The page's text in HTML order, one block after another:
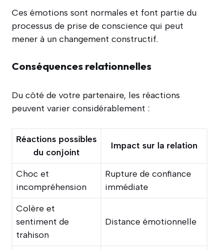
Ces émotions sont normales et font partie du
processus de prise de conscience qui peut
mener à un changement constructif.
Conséquences relationnelles
Du côté de votre partenaire, les réactions
peuvent varier considérablement :
Réactions possibles
du conjoint
Impact sur la relation
Choc et
incompréhension
Rupture de confiance
immédiate
Colère et
sentiment de
trahison
Distance émotionnelle